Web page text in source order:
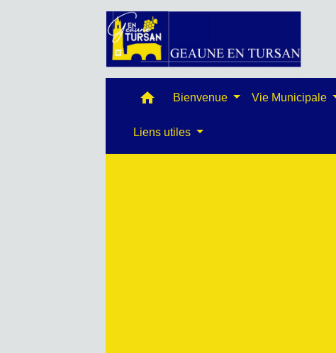
home Bienvenue Vie Municipale
Liens utiles